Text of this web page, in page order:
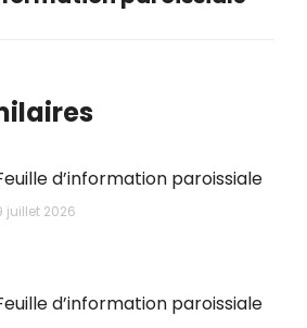
d’information paroissiale
juillet 2026
d’information paroissiale